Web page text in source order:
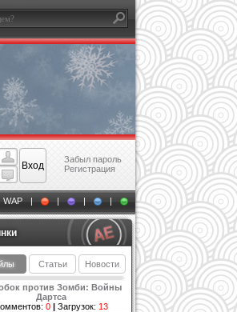
Забыл пароль
Регистрация
WAP | | | |
Статьи Новости
против Зомби: Войны
Дартса
0| Загрузок: 13